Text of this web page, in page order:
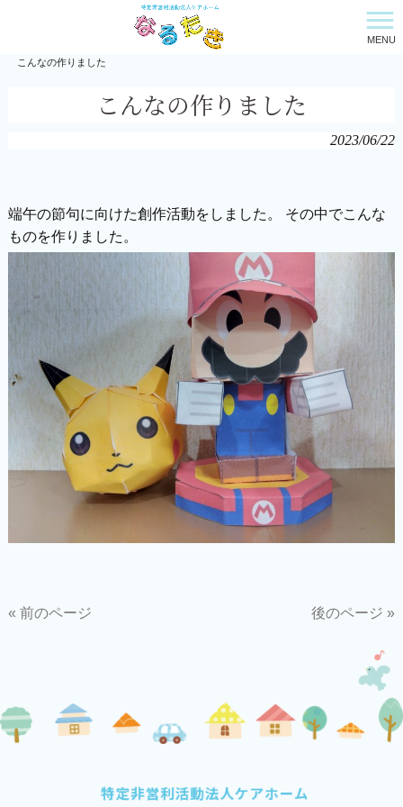
MENU
特定非営利活動法人ケアホーム・なるたき HOME
こんなの作りました
こんなの作りました
2023/06/22
端午の節句に向けた創作活動をしました。 その中でこんな
ものを作りました。
« 前のページ 後のページ »